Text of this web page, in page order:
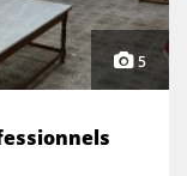
5